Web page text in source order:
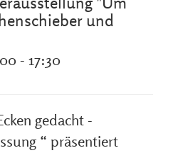
und
- 17:30
gedacht -
“ präsentiert